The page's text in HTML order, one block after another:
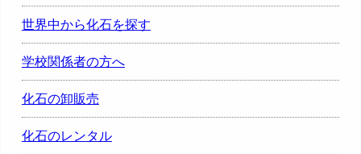
世界中から化石を探す
学校関係者の方へ
化石の卸販売
化石のレンタル